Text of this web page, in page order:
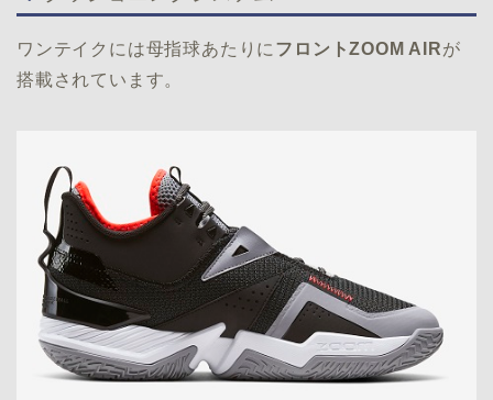
ワンテイクには母指球あたりに フロントZOOM AIRが
搭載されています。